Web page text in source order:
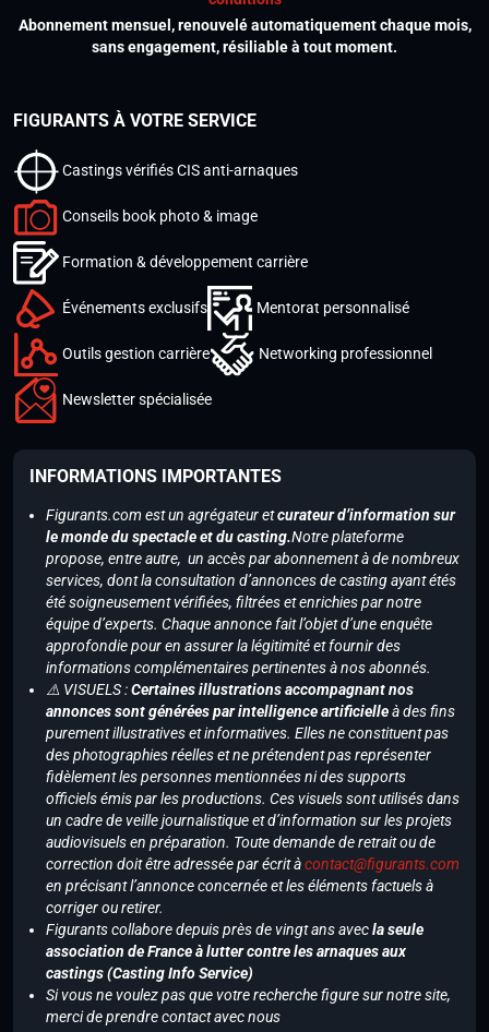
Abonnement mensuel, renouvelé automatiquement chaque mois,
sans engagement, résiliable à tout moment.
FIGURANTS À VOTRE SERVICE
Castings vérifiés CIS anti-arnaques
Conseils book photo & image
Formation & développement carrière
Événements exclusifs Mentorat personnalisé
Outils gestion carrière Networking professionnel
Newsletter spécialisée
INFORMATIONS IMPORTANTES
Figurants.com est un agrégateur etcurateur d’information sur
le monde du spectacle et du casting.Notre plateforme
propose, entre autre, un accès par abonnement à de nombreux
services, dont la consultation d’annonces de casting ayant étés
été soigneusement vérifiées, filtrées et enrichies par notre
équipe d’experts. Chaque annonce fait l’objet d’une enquête
approfondie pour en assurer la légitimité et fournir des
informations complémentaires pertinentes à nos abonnés.
⚠️ VISUELS :Certaines illustrations accompagnant nos
annonces sont générées par intelligence artificielleà des fins
purement illustratives et informatives. Elles ne constituent pas
des photographies réelles et ne prétendent pas représenter
fidèlement les personnes mentionnées ni des supports
officiels émis par les productions. Ces visuels sont utilisés dans
un cadre de veille journalistique et d’information sur les projets
audiovisuels en préparation. Toute demande de retrait ou de
correction doit être adressée par écrit àcontact@figurants.com
en précisant l’annonce concernée et les éléments factuels à
corriger ou retirer.
Figurants collabore depuis près de vingt ans avecla seule
association de France à lutter contre les arnaques aux
castings (Casting Info Service)
Si vous ne voulez pas que votre recherche figure sur notre site,
merci de prendre contact avec nous